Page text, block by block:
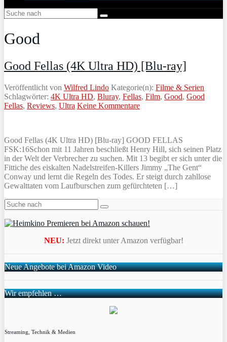
Good
Good Fellas (4K Ultra HD) [Blu-ray]
Veröffentlicht von Wilfred Lindo Kategorie(n): Filme & Serien
Schlagwörter: 4K Ultra HD, Bluray, Fellas, Film, Good, Good
Fellas, Reviews, Ultra Keine Kommentare
Good Fellas (4K Ultra HD) [Blu-ray] GOOD FELLAS
FSK:16Schon mit 11 Jahren beschließt Henry Hill, sich seinen Platz
in der Welt der Verbrecher zu suchen. Mit 13 begibt er sich unter die
Fittiche des eiskalten Nadelstreifen-Killers Jimmy „The Gent“
Conway und lernt die Regeln des Todes. Er steigt durch zahllose
Gewalttaten vom Laufburschen zum gefürchteten […]
NEU: Jetzt direkt unter Amazon verfügbar!
Neue Angebote bei Amazon Video
Wir empfehlen …
Streaming, Technik & Medien